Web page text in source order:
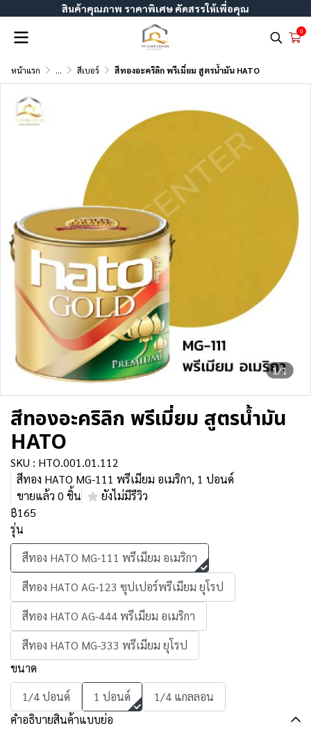
สินค้าคุณภาพ ราคาพิเศษ คัดสรรให้เพื่อคุณ
0
หน้าแรก ... สีเบอร์ สีทองอะคริลิก พรีเมี่ยม สูตรน้ำมัน HATO
1/1
สีทองอะคริลิก พรีเมี่ยม สูตรน้ำมัน
HATO
SKU : HTO.001.01.112
สีทอง HATO MG-111 พรีเมียม อเมริกา, 1 ปอนด์
ขายแล้ว 0 ชิ้น
ยังไม่มีรีวิว
฿165
รุ่น
สีทอง HATO MG-111 พรีเมียม อเมริกา
สีทอง HATO AG-123 ซุปเปอร์พรีเมียม ยุโรป
สีทอง HATO AG-444 พรีเมียม อเมริกา
สีทอง HATO MG-333 พรีเมียม ยุโรป
ขนาด
1/4 ปอนด์
1 ปอนด์
1/4 แกลลอน
คำอธิบายสินค้าแบบย่อ